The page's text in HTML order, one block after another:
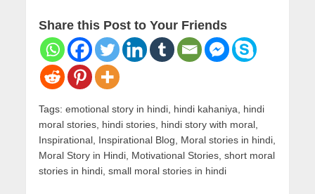
Share this Post to Your Friends
Tags:emotional story in hindi hindi kahaniya
hindi
moral stories hindi stories hindi story with moral
Inspirational Inspirational Blog Moral stories in hindi
Moral Story in Hindi Motivational Stories ,short moral
stories in hindi ,small moral stories in hindi